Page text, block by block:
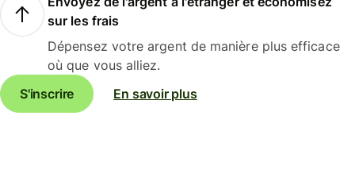
sur les frais
Dépensez votre argent de manière plus efficace
où que vous alliez.
S'inscrire
En savoir plus